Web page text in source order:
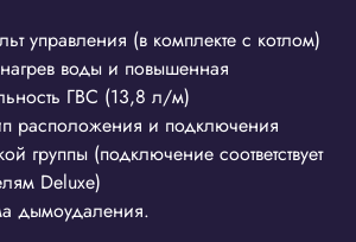
управления (в комплекте с котлом)
воды и повышенная
ГВС (13,8 л/м)
расположения и подключения
группы (подключение соответствует
Deluxe)
дымоудаления.